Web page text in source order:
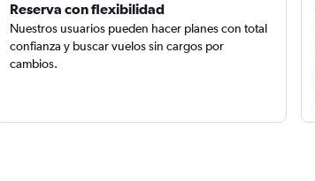
Reserva con flexibilidad
Nuestros usuarios pueden hacer planes con total
confianza y buscar vuelos sin cargos por
cambios.